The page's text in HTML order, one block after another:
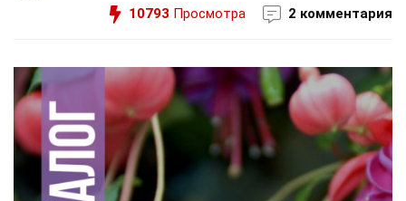
10793 Просмотра 2 комментария